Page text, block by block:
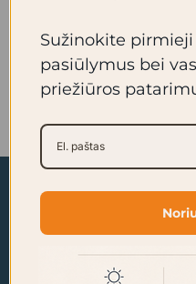
keliaujant. Ar žinojote,
Read More »
Sužinokite
pasiūlymus bei
priežiūros